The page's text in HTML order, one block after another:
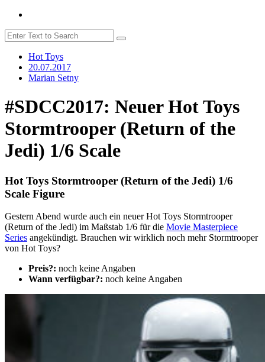
Hot Toys
20.07.2017
Marian Setny
#SDCC2017: Neuer Hot Toys
Stormtrooper (Return of the
Jedi) 1/6 Scale
Hot Toys Stormtrooper (Return of the Jedi) 1/6
Scale Figure
Gestern Abend wurde auch ein neuer Hot Toys Stormtrooper
(Return of the Jedi) im Maßstab 1/6 für die Movie Masterpiece
Series angekündigt. Brauchen wir wirklich noch mehr Stormtrooper
von Hot Toys?
Preis?: noch keine Angaben
Wann verfügbar?: noch keine Angaben